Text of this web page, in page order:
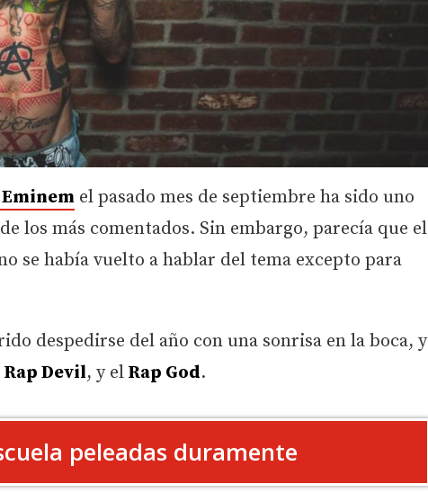
el pasado mes de septiembre ha sido uno
los más comentados. Sin embargo, parecía que el
se había vuelto a hablar del tema excepto para
despedirse del año con una sonrisa en la boca, y
Rap Devil, y el Rap God.
peleadas duramente